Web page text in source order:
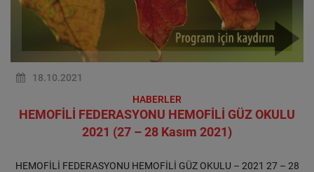
18.10.2021
HABERLER
HEMOFİLİ FEDERASYONU HEMOFİLİ GÜZ OKULU
2021 (27 – 28 Kasım 2021)
HEMOFİLİ FEDERASYONU HEMOFİLİ GÜZ OKULU – 2021 27 – 28